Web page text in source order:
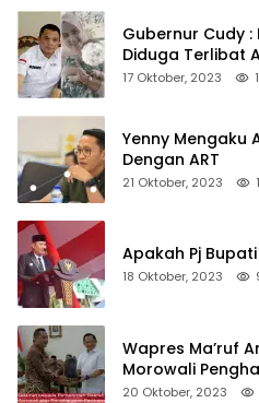
Gubernur Cudy : Dua Pejabat Pemprov
Diduga Terlibat
Non Job
17 Oktober, 2023
Yenny Mengaku
Dengan ART
21 Oktober, 2023
Apakah Pj
18 Oktober, 2023
Wapres Ma’ruf
Morowali
20 Oktober, 2023